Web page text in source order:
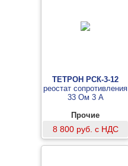
ТЕТРОН РСК-3-12
реостат сопротивления
33 Ом 3 А
Прочие
8 800 руб. с НДС